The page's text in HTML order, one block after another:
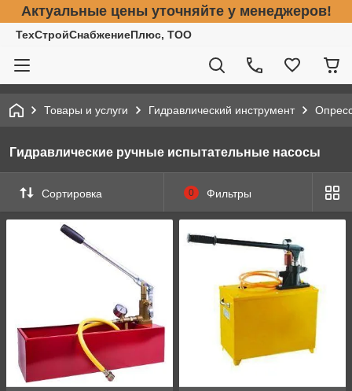
Актуальные цены уточняйте у менеджеров!
ТехСтройСнабжениеПлюс, ТОО
Товары и услуги Гидравлический инструмент
Гидравлические ручные испытательные насосы
Сортировка 0 Фильтры